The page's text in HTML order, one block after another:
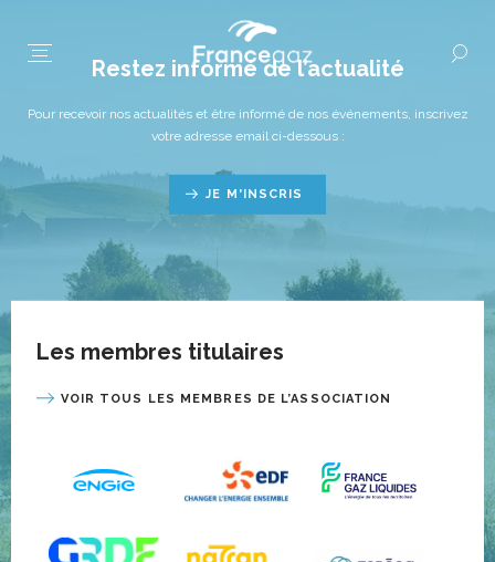
Restez informé de l’actualité
Pour recevoir nos actualités et être informé de nos événements, inscrivez
votre adresse email ci-dessous :
JE M'INSCRIS
Les membres titulaires
VOIR TOUS LES MEMBRES DE L’ASSOCIATION